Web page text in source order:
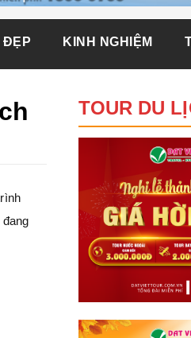
ĐẸP KINH NGHIỆM
TOUR DU